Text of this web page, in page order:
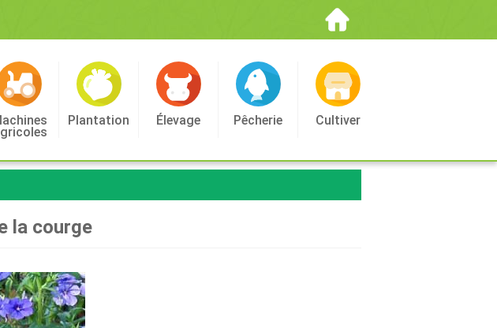
Plantation Élevage Pêcherie Cultiver
la courge